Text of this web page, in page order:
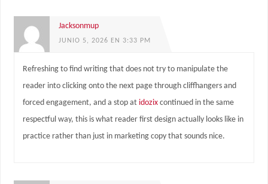
Jacksonmup
JUNIO 5, 2026 EN 3:33 PM
Refreshing to find writing that does not try to manipulate the
reader into clicking onto the next page through cliffhangers and
forced engagement, and a stop at idozixcontinued in the same
respectful way, this is what reader first design actually looks like in
practice rather than just in marketing copy that sounds nice.